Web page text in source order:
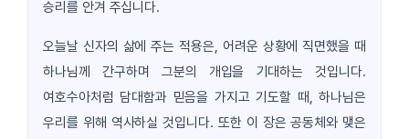
승리를 안겨 주십니다.
오늘날 신자의 삶에 주는 적용은, 어려운 상황에 직면했을 때
하나님께 간구하며 그분의 개입을 기대하는 것입니다.
여호수아처럼 담대함과 믿음을 가지고 기도할 때, 하나님은
우리를 위해 역사하실 것입니다. 또한 이 장은 공동체와 맺은